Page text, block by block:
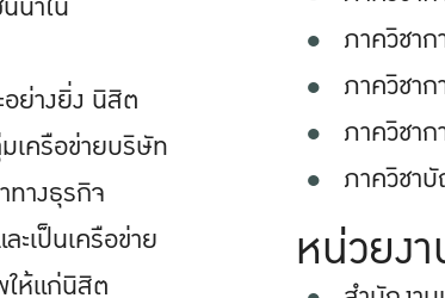
ย่างยิ่ง นิสิต
เครือข่ายบริษัท
างธุรกิจ
เป็นเครือข่าย
ห้แก่นิสิต
ภาควิชา
ภาควิชา
ภาควิชา
ภาควิชา
หน่วยง